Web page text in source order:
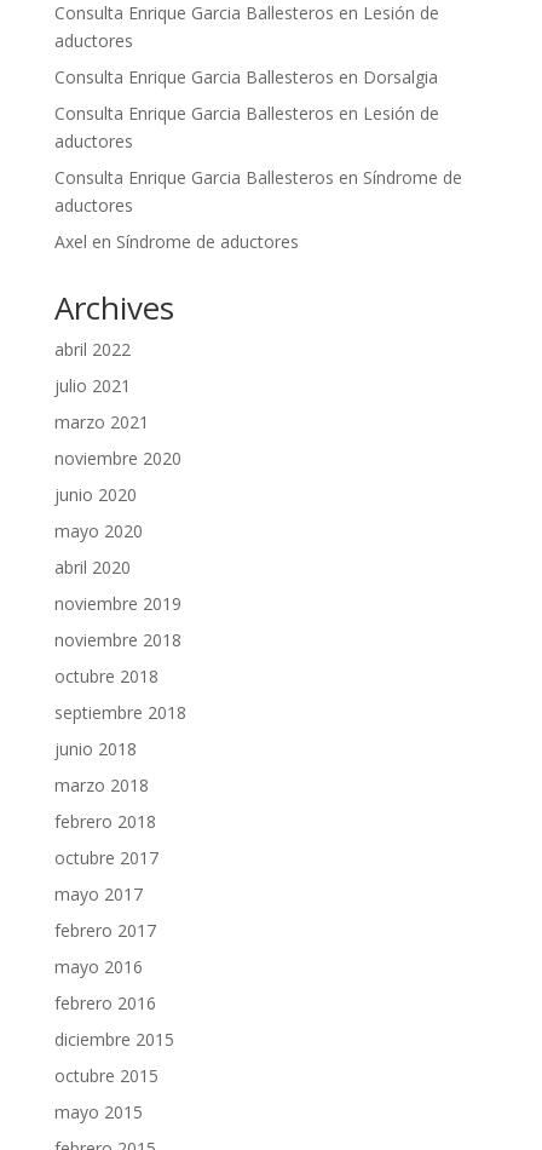
Consulta Enrique Garcia Ballesteros en Lesión de
aductores
Consulta Enrique Garcia Ballesteros en Dorsalgia
Consulta Enrique Garcia Ballesteros en Lesión de
aductores
Consulta Enrique Garcia Ballesteros en Síndrome de
aductores
Axel en Síndrome de aductores
Archives
abril 2022
julio 2021
marzo 2021
noviembre 2020
junio 2020
mayo 2020
abril 2020
noviembre 2019
noviembre 2018
octubre 2018
septiembre 2018
junio 2018
marzo 2018
febrero 2018
octubre 2017
mayo 2017
febrero 2017
mayo 2016
febrero 2016
diciembre 2015
octubre 2015
mayo 2015